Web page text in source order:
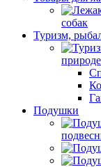
собак
Туризм,
природе
Подушки